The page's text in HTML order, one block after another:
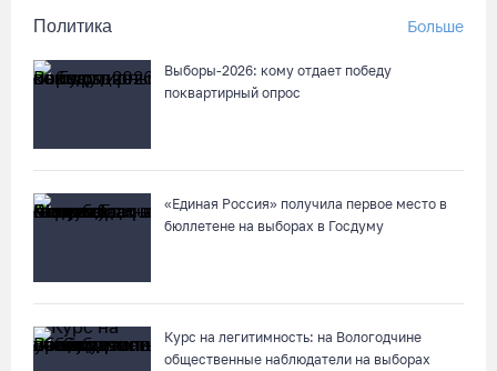
Политика Больше
Выборы-2026: кому отдает победу
поквартирный опрос
«Единая Россия» получила первое место в
бюллетене на выборах в Госдуму
Курс на легитимность: на Вологодчине
общественные наблюдатели на выборах